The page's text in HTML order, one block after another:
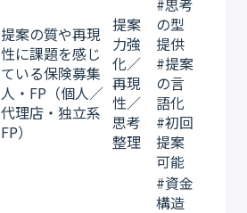
提案の質や再現
性に課題を感じ
ている保険募集
人・FP（個人／
代理店・独立系
FP）
提案
力強
化／
再現
性／
思考
整理
#思考
の型
提供
#提案
の言
語化
#初回
提案
可能
#資金
構造